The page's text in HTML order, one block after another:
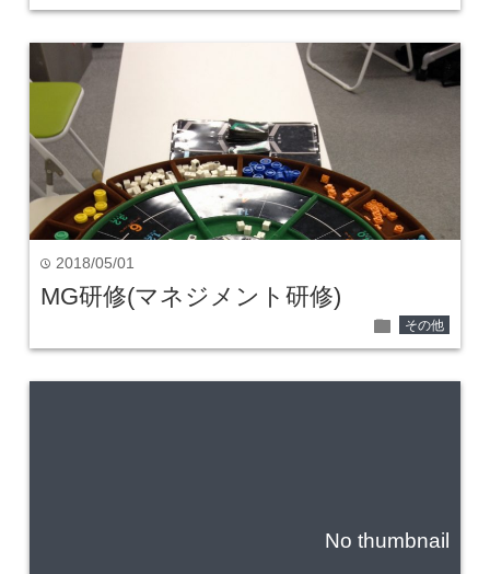
time 2018/05/01
MG研修(マネジメント研修)
folder その他
No thumbnail